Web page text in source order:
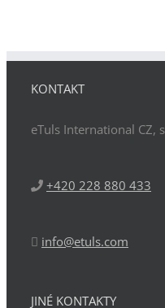
KONTAKT
eTuls International CZ,
+420 228 880 433
info@etuls.com
JINÉ KONTAKTY